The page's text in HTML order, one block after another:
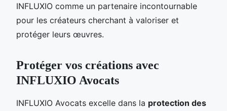
INFLUXIO comme un partenaire incontournable
pour les créateurs cherchant à valoriser et
protéger leurs œuvres.
Protéger vos créations avec
INFLUXIO Avocats
INFLUXIO Avocats excelle dans la protection des